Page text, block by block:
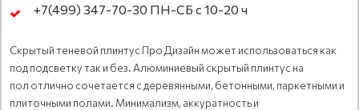
+7(499) 347-70-30 ПН-СБ с 10-20 ч
Скрытый теневой плинтус Про Дизайн может использоваться как
под подсветку так и без. Алюминиевый скрытый плинтус на
пол отлично сочетается с деревянными, бетонными, паркетными и
плиточными полами. Минимализм, аккуратность и